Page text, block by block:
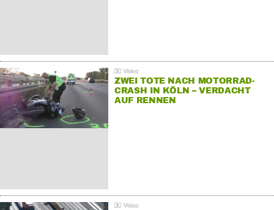
ZWEI TOTE NACH MOTORRAD-
CRASH IN KÖLN – VERDACHT
AUF RENNEN